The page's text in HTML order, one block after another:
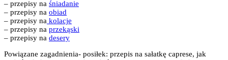
– przepisy na śniadanie
– przepisy na obiad
– przepisy na kolacje
– przepisy na przekąski
– przepisy na desery
Powiązane zagadnienia- posiłek: przepis na sałatkę caprese, jak